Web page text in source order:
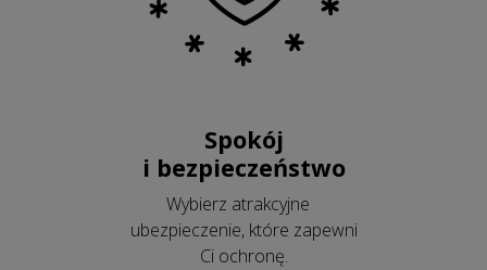
Spokój
i bezpieczeństwo
Wybierz atrakcyjne
ubezpieczenie, które zapewni
Ci ochronę.